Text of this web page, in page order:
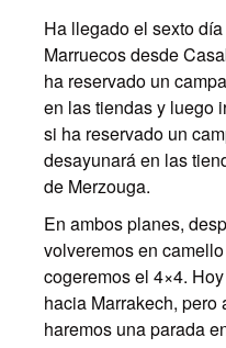
Ha llegado el sexto
Marruecos desde
ha reservado un
en las tiendas y luego
si ha reservado un
desayunará en las
de Merzouga.
En ambos planes,
volveremos en
cogeremos el 4×4.
hacia Marrakech,
haremos una parada